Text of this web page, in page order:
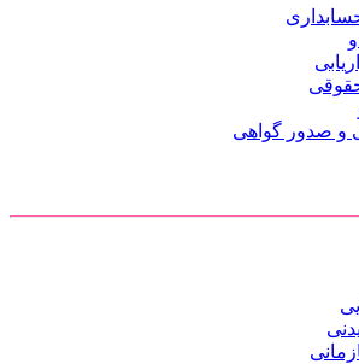
و صدور گواهی